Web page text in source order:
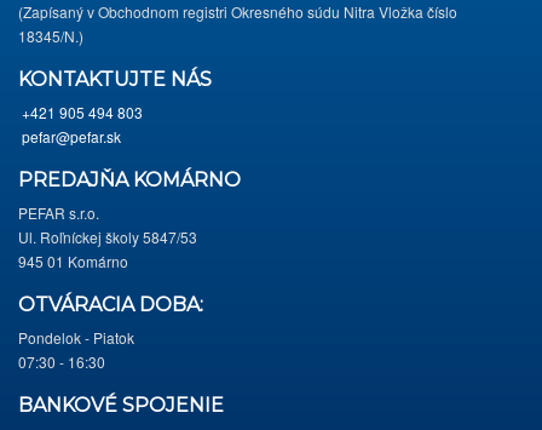
(Zapísaný v Obchodnom registri Okresného súdu Nitra Vložka číslo
18345/N.)
KONTAKTUJTE NÁS
+421 905 494 803
pefar@pefar.sk
PREDAJŇA KOMÁRNO
PEFAR s.r.o.
Ul. Roľníckej školy 5847/53
945 01 Komárno
OTVÁRACIA DOBA:
Pondelok - Piatok
07:30 - 16:30
BANKOVÉ SPOJENIE